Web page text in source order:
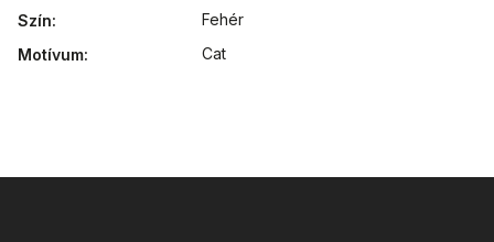
Szín:
Fehér
Motívum: Cat